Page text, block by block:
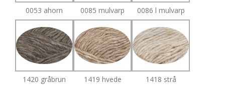
0053 ahorn 0085 mulvarp 0086 l mulvarp
1420 gråbrun 1419 hvede 1418 strå